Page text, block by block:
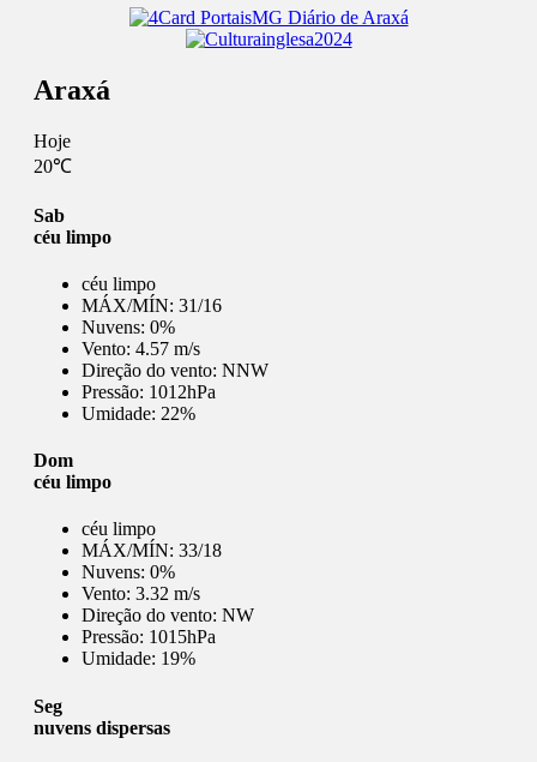
Araxá
Hoje
20℃
Sab
céu limpo
céu limpo
MÁX/MÍN: 31/16
Nuvens: 0%
Vento: 4.57 m/s
Direção do vento: NNW
Pressão: 1012hPa
Umidade: 22%
Dom
céu limpo
céu limpo
MÁX/MÍN: 33/18
Nuvens: 0%
Vento: 3.32 m/s
Direção do vento: NW
Pressão: 1015hPa
Umidade: 19%
Seg
nuvens dispersas